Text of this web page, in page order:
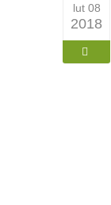
lut 08
2018